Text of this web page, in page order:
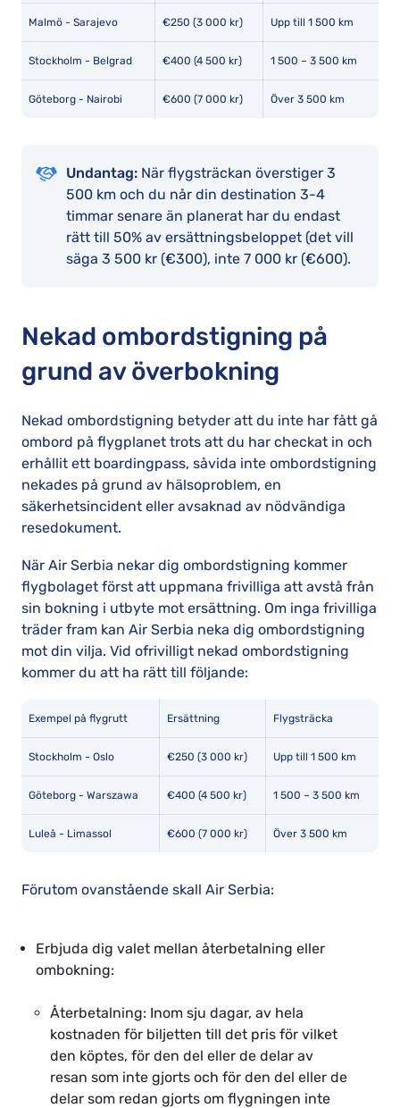
Malmö - Sarajevo €250 (3 000 kr) Upp till 1 500 km
Stockholm - Belgrad €400 (4 500 kr) 1 500 – 3 500 km
Göteborg - Nairobi €600 (7 000 kr) Över 3 500 km
Undantag: När flygsträckan överstiger 3
500 km och du når din destination 3-4
timmar senare än planerat har du endast
rätt till 50% av ersättningsbeloppet (det vill
säga 3 500 kr (€300), inte 7 000 kr (€600).
Nekad ombordstigning på
grund av överbokning
Nekad ombordstigning betyder att du inte har fått gå
ombord på flygplanet trots att du har checkat in och
erhållit ett boardingpass, såvida inte ombordstigning
nekades på grund av hälsoproblem, en
säkerhetsincident eller avsaknad av nödvändiga
resedokument.
När Air Serbia nekar dig ombordstigning kommer
flygbolaget först att uppmana frivilliga att avstå från
sin bokning i utbyte mot ersättning. Om inga frivilliga
träder fram kan Air Serbia neka dig ombordstigning
mot din vilja. Vid ofrivilligt nekad ombordstigning
kommer du att ha rätt till följande:
Exempel på flygrutt Ersättning Flygsträcka
Stockholm - Oslo €250 (3 000 kr) Upp till 1 500 km
Göteborg - Warszawa €400 (4 500 kr) 1 500 – 3 500 km
Luleå - Limassol €600 (7 000 kr) Över 3 500 km
Förutom ovanstående skall Air Serbia:
Erbjuda dig valet mellan återbetalning eller
ombokning:
Återbetalning: Inom sju dagar, av hela
kostnaden för biljetten till det pris för vilket
den köptes, för den del eller de delar av
resan som inte gjorts och för den del eller de
delar som redan gjorts om flygningen inte